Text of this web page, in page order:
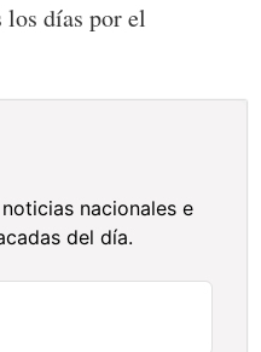
los días por el
nacionales e
del día.